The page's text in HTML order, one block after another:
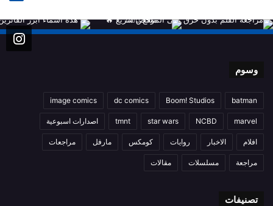
وسوم
batman
Boom! Studios
dc comics
image comics
marvel
NCBD
star wars
tmnt اصدارات اسبوعية
افلام الاخبار روايات كومكس مارفل مراجعات
مراجعة مسلسلات مقالات
تصنيفات